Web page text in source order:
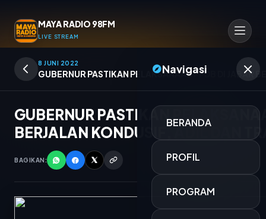
MAYA RADIO 98FM
LIVE STREAM
Navigasi
BERANDA
PROFIL
PROGRAM
8 JUNI 2022
GUBERNUR PASTIKAN PELAKSANAAN PPDB DI JABAR
GUBERNUR PASTIKAN
BERJALAN KONDUSIF, ADIL DAN
BAGIKAN: